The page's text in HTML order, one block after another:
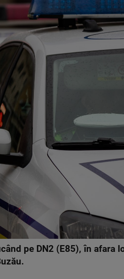
pe DN2 (E85), în afara